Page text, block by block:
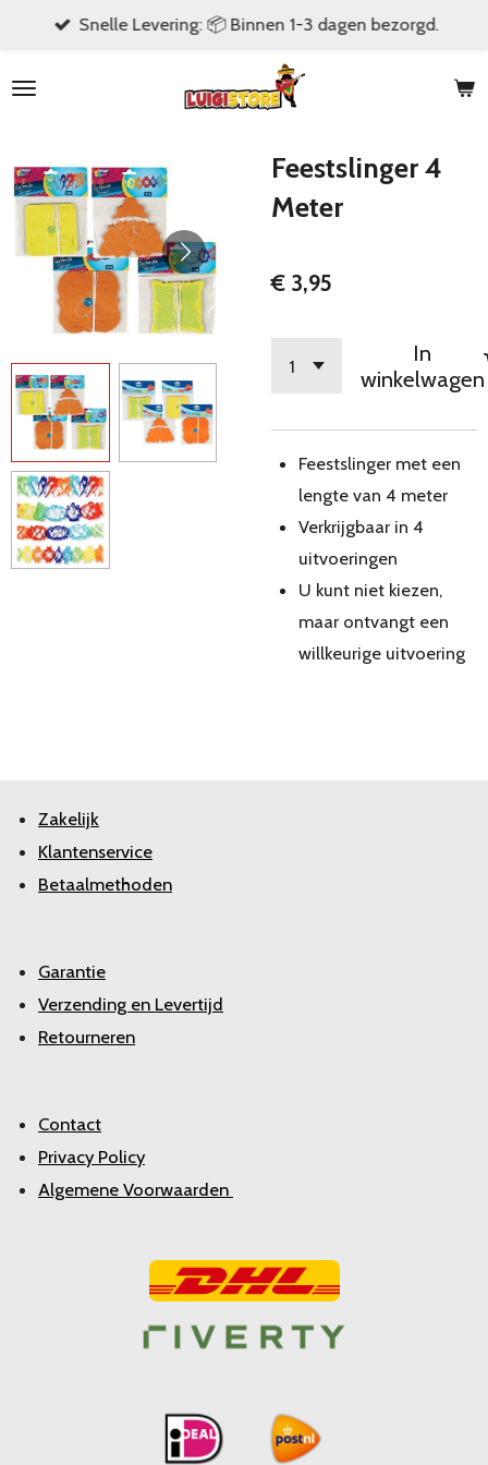
naar
Snelle Levering: 📦 Binnen 1-3 dagen bezorgd.
Feestslinger 4
Meter
€ 3,95
In
winkelwagen
Feestslinger met een
lengte van 4 meter
Verkrijgbaar in 4
uitvoeringen
U kunt niet kiezen,
maar ontvangt een
willkeurige uitvoering
Zakelijk
Klantenservice
Betaalmethoden
Garantie
Verzending en Levertijd
Retourneren
Contact
Privacy Policy
Algemene Voorwaarden